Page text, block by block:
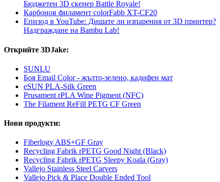
Бюджетен 3D скенер Battle Royale!
Карбонов филамент colorFabb XT-CF20
Епизод в YouTube: Дишате ли изпарения от 3D принтер?
Надграждане на Bambu Lab!
Открийте 3DJake:
SUNLU
Боя Email Color - жълто-зелено, кадифен мат
eSUN PLA-Silk Green
Prusament rPLA Wine Pigment (NFC)
The Filament ReFill PETG CF Green
Нови продукти:
Fiberlogy ABS+GF Gray
Recycling Fabrik rPETG Good Night (Black)
Recycling Fabrik rPETG Sleepy Koala (Gray)
Vallejo Stainless Steel Carvers
Vallejo Pick & Place Double Ended Tool